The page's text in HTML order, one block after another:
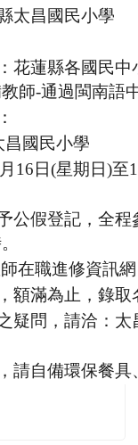
太昌國民小學
花蓮縣各國民
師-通過閩南語
國民小學
16日(星期日)
公假登記，全
在職進修資訊
額滿為止，錄
疑問，請洽：
請自備環保餐具